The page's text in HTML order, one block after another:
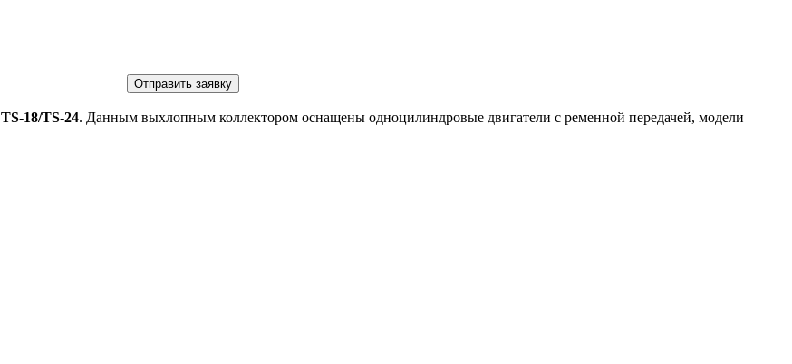
Отправить заявку
TS-18/TS-24. Данным выхлопным коллектором оснащены одноцилиндровые двигатели с ременной передачей, модели